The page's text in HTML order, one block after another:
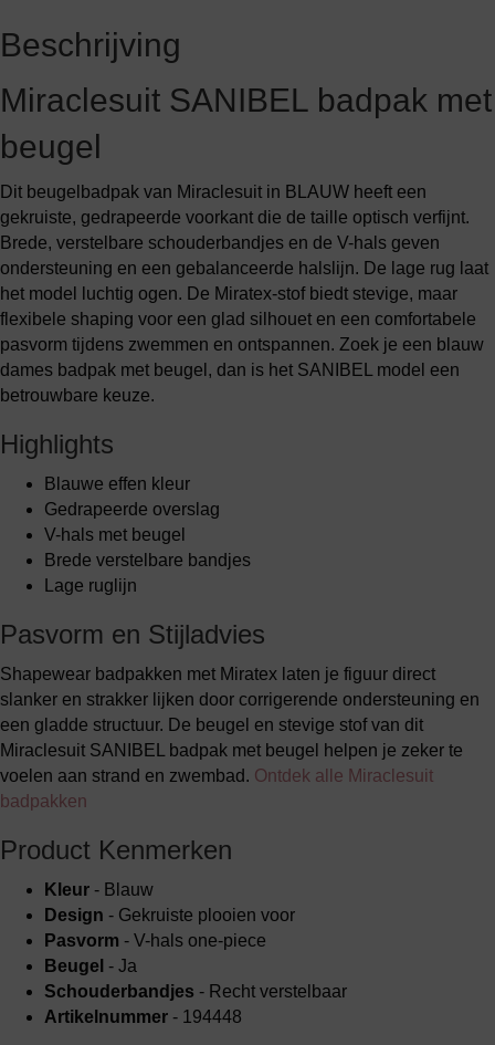
Beschrijving
Miraclesuit SANIBEL badpak met
beugel
Dit beugelbadpak van Miraclesuit in BLAUW heeft een
gekruiste, gedrapeerde voorkant die de taille optisch verfijnt.
Brede, verstelbare schouderbandjes en de V-hals geven
ondersteuning en een gebalanceerde halslijn. De lage rug laat
het model luchtig ogen. De Miratex-stof biedt stevige, maar
flexibele shaping voor een glad silhouet en een comfortabele
pasvorm tijdens zwemmen en ontspannen. Zoek je een blauw
dames badpak met beugel, dan is het SANIBEL model een
betrouwbare keuze.
Highlights
Blauwe effen kleur
Gedrapeerde overslag
V-hals met beugel
Brede verstelbare bandjes
Lage ruglijn
Pasvorm en Stijladvies
Shapewear badpakken met Miratex laten je figuur direct
slanker en strakker lijken door corrigerende ondersteuning en
een gladde structuur. De beugel en stevige stof van dit
Miraclesuit SANIBEL badpak met beugel helpen je zeker te
voelen aan strand en zwembad. Ontdek alle Miraclesuit
badpakken
Product Kenmerken
Kleur - Blauw
Design - Gekruiste plooien voor
Pasvorm - V-hals one-piece
Beugel - Ja
Schouderbandjes - Recht verstelbaar
Artikelnummer - 194448